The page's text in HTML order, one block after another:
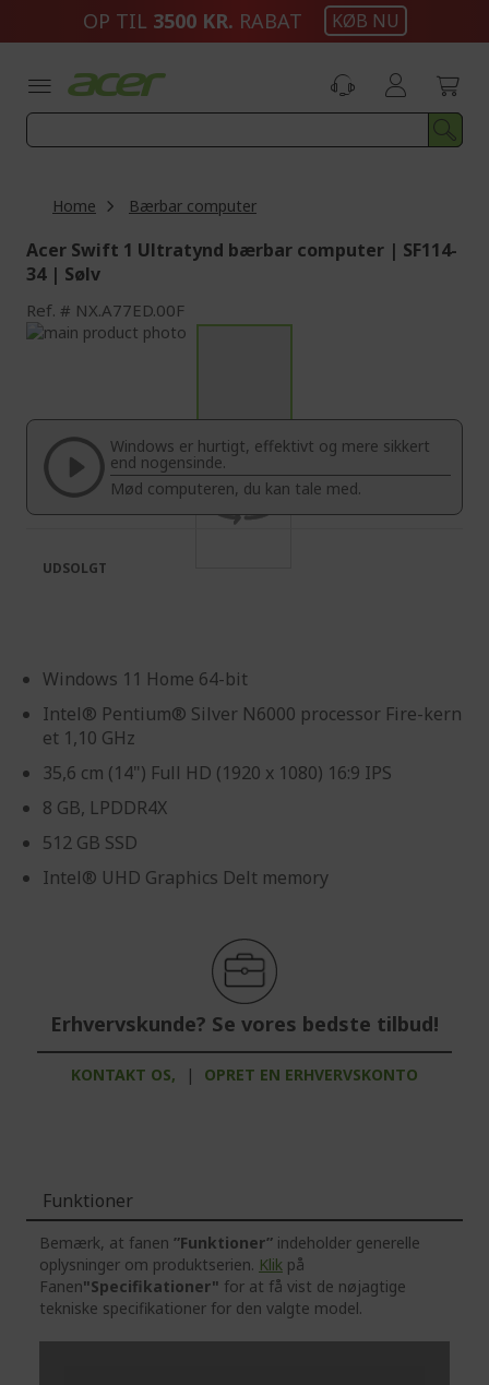
OP TIL 3500 KR. RABAT KØB NU
Home Bærbar computer
Acer Swift 1 Ultratynd bærbar computer | SF114-
34 | Sølv
Ref. NX.A77ED.00F
Skip
of
images
gallery
beginning
the
images
gallery
Windows er hurtigt, effektivt og mere sikkert
end nogensinde.
Mød computeren, du kan tale med.
Windows 11 Home 64-bit
Intel® Pentium® Silver N6000 processor Fire-kern
et 1,10 GHz
35,6 cm (14") Full HD (1920 x 1080) 16:9 IPS
8 GB, LPDDR4X
512 GB SSD
Intel® UHD Graphics Delt memory
Erhvervskunde? Se vores bedste tilbud!
KONTAKT OS, | OPRET EN ERHVERVSKONTO
UDSOLGT
Funktioner
Bemærk, at fanen ”Funktioner” indeholder generelle
oplysninger om produktserien. Klik på
Fanen"Specifikationer" for at få vist de nøjagtige
tekniske specifikationer for den valgte model.